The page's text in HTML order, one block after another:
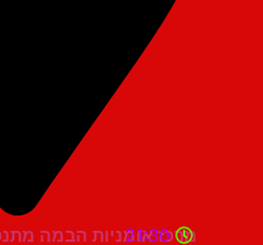
מרכז אומניות הבמה מתנס
21:30